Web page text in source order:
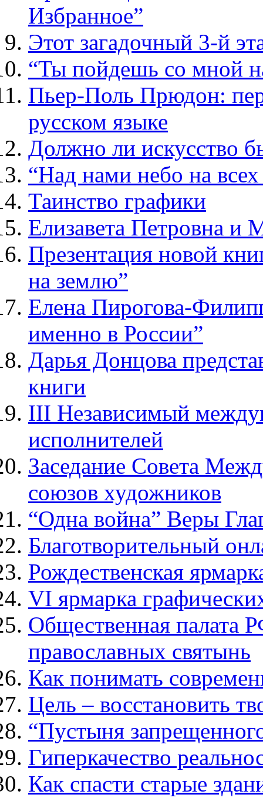
Избранное”
Этот загадочный 3-й
“Ты пойдешь со мной
Пьер-Поль Прюдон:
русском языке
Должно ли искусство
“Над нами небо на
Таинство графики
Елизавета Петровна и
Презентация новой
на землю”
Елена Пирогова-
именно в России”
Дарья Донцова
книги
III Независимый
исполнителей
Заседание Совета
союзов художников
“Одна война” Веры
Благотворительный
Рождественская
VI ярмарка
Общественная палата
православных святынь
Как понимать
Цель – восстановить
“Пустыня
Гиперкачество
Как спасти старые